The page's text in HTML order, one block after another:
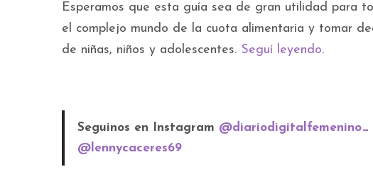
Esperamos que esta guía sea de gran utilidad para
el complejo mundo de la cuota alimentaria y tomar
de niñas, niños y adolescentes. Seguí leyendo.
Seguinos en Instagram @diariodigitalfemenino_
@lennycaceres69